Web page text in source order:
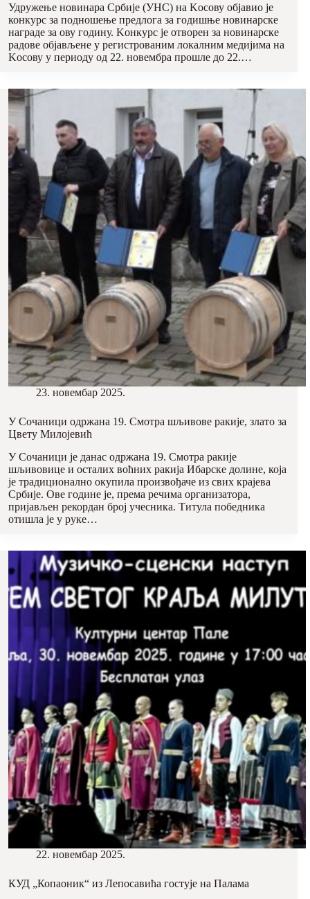
Удружење новинара Србије (УНС) на Kосову објавио је
конкурс за подношење предлога за годишње новинарске
награде за ову годину. Kонкурс је отворен за новинарске
радове објављене у регистрованим локалним медијима на
Kосову у периоду од 22. новембра прошле до 22.…
23. новембар 2025.
У Сочаници одржана 19. Смотра шљивове ракије, злато за
Цвету Милојевић
У Сочаници је данас одржана 19. Смотра ракије
шљивовице и осталих воћних ракија Ибарске долине, која
је традиционално окупила произвођаче из свих крајева
Србије. Ове године је, према речима организатора,
пријављен рекордан број учесника. Титула победника
отишла је у руке…
22. новембар 2025.
КУД „Копаоник“ из Лепосавића гостује на Палама